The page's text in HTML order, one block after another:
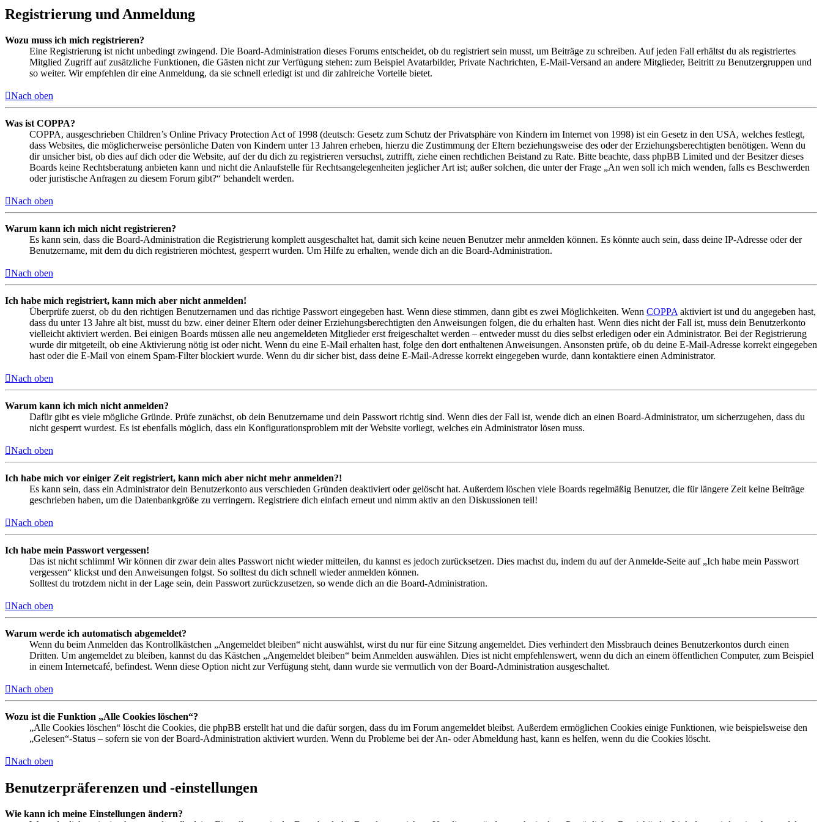
Registrierung und Anmeldung
Wozu muss ich mich registrieren?
Eine Registrierung ist nicht unbedingt zwingend. Die Board-Administration dieses Forums entscheidet, ob du registriert sein musst, um Beiträge zu schreiben. Auf jeden Fall erhältst du als registriertes
Mitglied Zugriff auf zusätzliche Funktionen, die Gästen nicht zur Verfügung stehen: zum Beispiel Avatarbilder, Private Nachrichten, E-Mail-Versand an andere Mitglieder, Beitritt zu Benutzergruppen und
so weiter. Wir empfehlen dir eine Anmeldung, da sie schnell erledigt ist und dir zahlreiche Vorteile bietet.
Nach oben
Was ist COPPA?
COPPA, ausgeschrieben Children’s Online Privacy Protection Act of 1998 (deutsch: Gesetz zum Schutz der Privatsphäre von Kindern im Internet von 1998) ist ein Gesetz in den USA, welches festlegt,
dass Websites, die möglicherweise persönliche Daten von Kindern unter 13 Jahren erheben, hierzu die Zustimmung der Eltern beziehungsweise des oder der Erziehungsberechtigten benötigen. Wenn du
dir unsicher bist, ob dies auf dich oder die Website, auf der du dich zu registrieren versuchst, zutrifft, ziehe einen rechtlichen Beistand zu Rate. Bitte beachte, dass phpBB Limited und der Besitzer dieses
Boards keine Rechtsberatung anbieten kann und nicht die Anlaufstelle für Rechtsangelegenheiten jeglicher Art ist; außer solchen, die unter der Frage „An wen soll ich mich wenden, falls es Beschwerden
oder juristische Anfragen zu diesem Forum gibt?“ behandelt werden.
Nach oben
Warum kann ich mich nicht registrieren?
Es kann sein, dass die Board-Administration die Registrierung komplett ausgeschaltet hat, damit sich keine neuen Benutzer mehr anmelden können. Es könnte auch sein, dass deine IP-Adresse oder der
Benutzername, mit dem du dich registrieren möchtest, gesperrt wurden. Um Hilfe zu erhalten, wende dich an die Board-Administration.
Nach oben
Ich habe mich registriert, kann mich aber nicht anmelden!
Überprüfe zuerst, ob du den richtigen Benutzernamen und das richtige Passwort eingegeben hast. Wenn diese stimmen, dann gibt es zwei Möglichkeiten. Wenn COPPA aktiviert ist und du angegeben hast,
dass du unter 13 Jahre alt bist, musst du bzw. einer deiner Eltern oder deiner Erziehungsberechtigten den Anweisungen folgen, die du erhalten hast. Wenn dies nicht der Fall ist, muss dein Benutzerkonto
vielleicht aktiviert werden. Bei einigen Boards müssen alle neu angemeldeten Mitglieder erst freigeschaltet werden – entweder musst du dies selbst erledigen oder ein Administrator. Bei der Registrierung
wurde dir mitgeteilt, ob eine Aktivierung nötig ist oder nicht. Wenn du eine E-Mail erhalten hast, folge den dort enthaltenen Anweisungen. Ansonsten prüfe, ob du deine E-Mail-Adresse korrekt eingegeben
hast oder die E-Mail von einem Spam-Filter blockiert wurde. Wenn du dir sicher bist, dass deine E-Mail-Adresse korrekt eingegeben wurde, dann kontaktiere einen Administrator.
Nach oben
Warum kann ich mich nicht anmelden?
Dafür gibt es viele mögliche Gründe. Prüfe zunächst, ob dein Benutzername und dein Passwort richtig sind. Wenn dies der Fall ist, wende dich an einen Board-Administrator, um sicherzugehen, dass du
nicht gesperrt wurdest. Es ist ebenfalls möglich, dass ein Konfigurationsproblem mit der Website vorliegt, welches ein Administrator lösen muss.
Nach oben
Ich habe mich vor einiger Zeit registriert, kann mich aber nicht mehr anmelden?!
Es kann sein, dass ein Administrator dein Benutzerkonto aus verschieden Gründen deaktiviert oder gelöscht hat. Außerdem löschen viele Boards regelmäßig Benutzer, die für längere Zeit keine Beiträge
geschrieben haben, um die Datenbankgröße zu verringern. Registriere dich einfach erneut und nimm aktiv an den Diskussionen teil!
Nach oben
Ich habe mein Passwort vergessen!
Das ist nicht schlimm! Wir können dir zwar dein altes Passwort nicht wieder mitteilen, du kannst es jedoch zurücksetzen. Dies machst du, indem du auf der Anmelde-Seite auf „Ich habe mein Passwort
vergessen“ klickst und den Anweisungen folgst. So solltest du dich schnell wieder anmelden können.
Solltest du trotzdem nicht in der Lage sein, dein Passwort zurückzusetzen, so wende dich an die Board-Administration.
Nach oben
Warum werde ich automatisch abgemeldet?
Wenn du beim Anmelden das Kontrollkästchen „Angemeldet bleiben“ nicht auswählst, wirst du nur für eine Sitzung angemeldet. Dies verhindert den Missbrauch deines Benutzerkontos durch einen
Dritten. Um angemeldet zu bleiben, kannst du das Kästchen „Angemeldet bleiben“ beim Anmelden auswählen. Dies ist nicht empfehlenswert, wenn du dich an einem öffentlichen Computer, zum Beispiel
in einem Internetcafé, befindest. Wenn diese Option nicht zur Verfügung steht, dann wurde sie vermutlich von der Board-Administration ausgeschaltet.
Nach oben
Wozu ist die Funktion „Alle Cookies löschen“?
„Alle Cookies löschen“ löscht die Cookies, die phpBB erstellt hat und die dafür sorgen, dass du im Forum angemeldet bleibst. Außerdem ermöglichen Cookies einige Funktionen, wie beispielsweise den
„Gelesen“-Status – sofern sie von der Board-Administration aktiviert wurden. Wenn du Probleme bei der An- oder Abmeldung hast, kann es helfen, wenn du die Cookies löscht.
Nach oben
Benutzerpräferenzen und -einstellungen
Wie kann ich meine Einstellungen ändern?